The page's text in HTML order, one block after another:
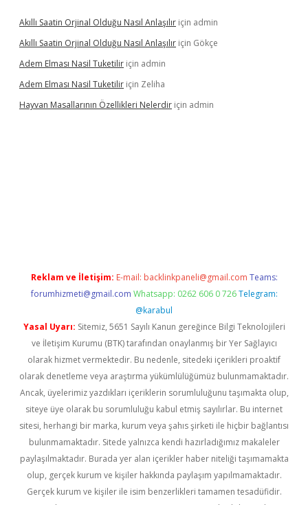
Akıllı Saatin Orjinal Olduğu Nasıl Anlaşılır için admin
Akıllı Saatin Orjinal Olduğu Nasıl Anlaşılır için Gökçe
Adem Elması Nasil Tuketilir için admin
Adem Elması Nasil Tuketilir için Zeliha
Hayvan Masallarının Özellikleri Nelerdir için admin
Reklam ve İletişim: E-mail: backlinkpaneli@gmail.com Teams:
forumhizmeti@gmail.com Whatsapp: 0262 606 0 726 Telegram:
@karabul
Yasal Uyarı: Sitemiz, 5651 Sayılı Kanun gereğince Bilgi Teknolojileri
ve İletişim Kurumu (BTK) tarafından onaylanmış bir Yer Sağlayıcı
olarak hizmet vermektedir. Bu nedenle, sitedeki içerikleri proaktif
olarak denetleme veya araştırma yükümlülüğümüz bulunmamaktadır.
Ancak, üyelerimiz yazdıkları içeriklerin sorumluluğunu taşımakta olup,
siteye üye olarak bu sorumluluğu kabul etmiş sayılırlar. Bu internet
sitesi, herhangi bir marka, kurum veya şahıs şirketi ile hiçbir bağlantısı
bulunmamaktadır. Sitede yalnızca kendi hazırladığımız makaleler
paylaşılmaktadır. Burada yer alan içerikler haber niteliği taşımamakta
olup, gerçek kurum ve kişiler hakkında paylaşım yapılmamaktadır.
Gerçek kurum ve kişiler ile isim benzerlikleri tamamen tesadüfidir.